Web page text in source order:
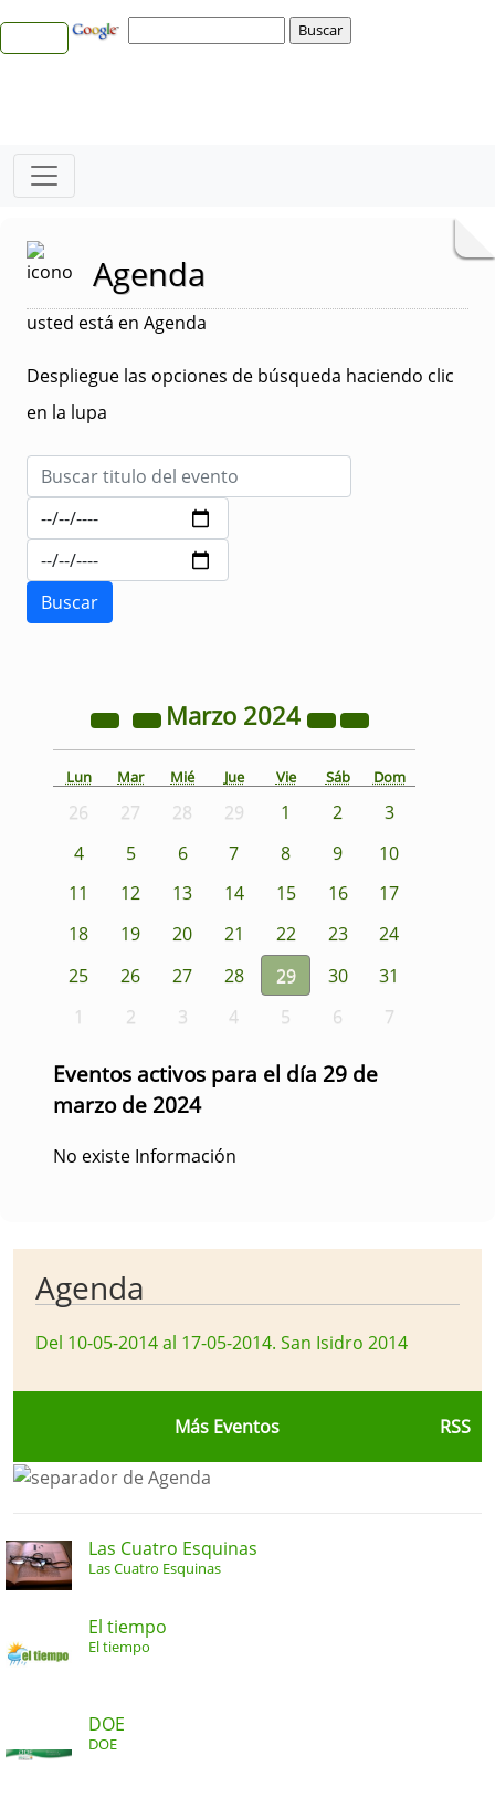
Agenda
usted está en Agenda
Despliegue las opciones de búsqueda haciendo clic
en la lupa
Marzo 2024
Lun Mar Mié Jue Vie Sáb Dom
26 27 28 29 1 2
3
4
5 6 7 8 9
10
11
12 13 14 15 16
17
18
19 20 21 22 23
24
25
26 27 28 29 30
31
1
2 3 4 5 6 7
Eventos activos para el día 29 de
marzo de 2024
No existe Información
Agenda
Del 10-05-2014 al 17-05-2014. San Isidro 2014
Más Eventos RSS
Las Cuatro Esquinas
Las Cuatro Esquinas
El tiempo
El tiempo
DOE
DOE